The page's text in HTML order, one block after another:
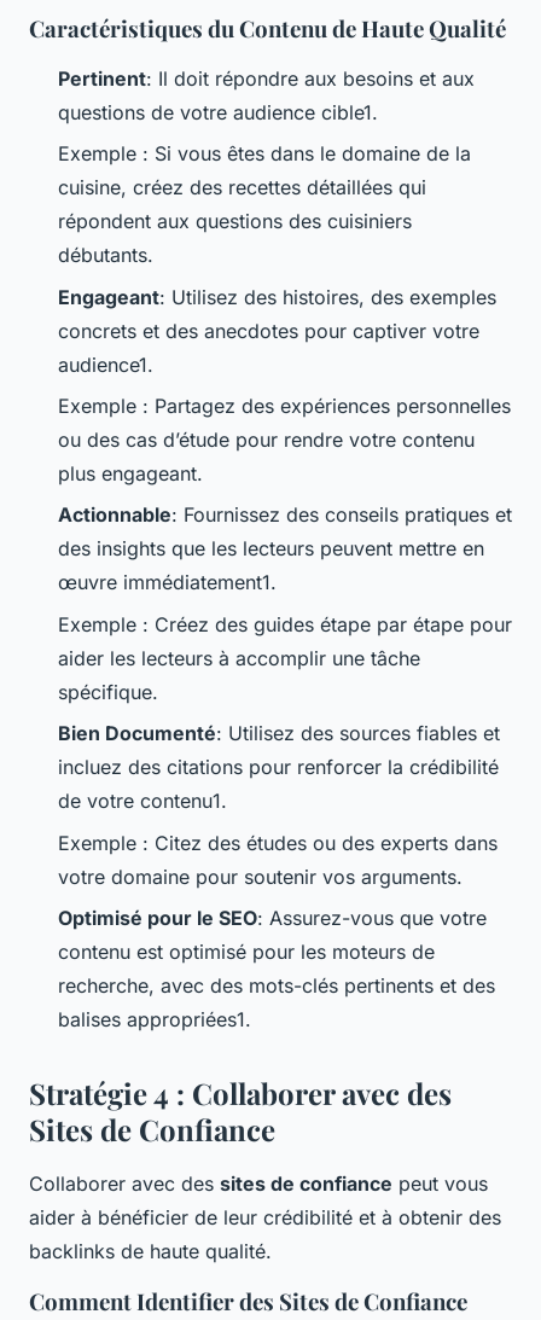
Caractéristiques du Contenu de Haute Qualité
Pertinent: Il doit répondre aux besoins et aux
questions de votre audience cible1.
Exemple : Si vous êtes dans le domaine de la
cuisine, créez des recettes détaillées qui
répondent aux questions des cuisiniers
débutants.
Engageant: Utilisez des histoires, des exemples
concrets et des anecdotes pour captiver votre
audience1.
Exemple : Partagez des expériences personnelles
ou des cas d’étude pour rendre votre contenu
plus engageant.
Actionnable: Fournissez des conseils pratiques et
des insights que les lecteurs peuvent mettre en
œuvre immédiatement1.
Exemple : Créez des guides étape par étape pour
aider les lecteurs à accomplir une tâche
spécifique.
Bien Documenté: Utilisez des sources fiables et
incluez des citations pour renforcer la crédibilité
de votre contenu1.
Exemple : Citez des études ou des experts dans
votre domaine pour soutenir vos arguments.
Optimisé pour le SEO: Assurez-vous que votre
contenu est optimisé pour les moteurs de
recherche, avec des mots-clés pertinents et des
balises appropriées1.
Stratégie 4 : Collaborer avec des
Sites de Confiance
Collaborer avec des sites de confiance peut vous
aider à bénéficier de leur crédibilité et à obtenir des
backlinks de haute qualité.
Comment Identifier des Sites de Confiance